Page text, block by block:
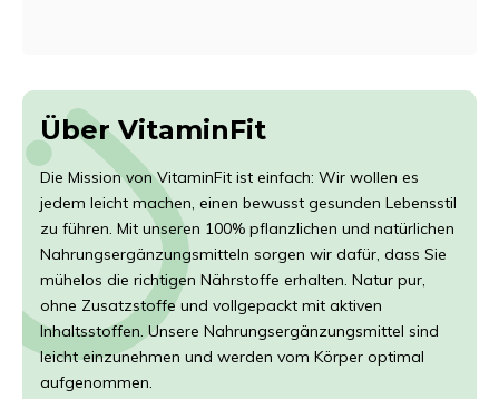
Über VitaminFit
Die Mission von VitaminFit ist einfach: Wir wollen es
jedem leicht machen, einen bewusst gesunden Lebensstil
zu führen. Mit unseren 100% pflanzlichen und natürlichen
Nahrungsergänzungsmitteln sorgen wir dafür, dass Sie
mühelos die richtigen Nährstoffe erhalten. Natur pur,
ohne Zusatzstoffe und vollgepackt mit aktiven
Inhaltsstoffen. Unsere Nahrungsergänzungsmittel sind
leicht einzunehmen und werden vom Körper optimal
aufgenommen.